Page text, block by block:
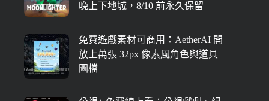
晚上下地城，8/10 前永久保留
免費遊戲素材可商用：AetherAI 開
放上萬張 32px 像素風角色與道具
圖檔